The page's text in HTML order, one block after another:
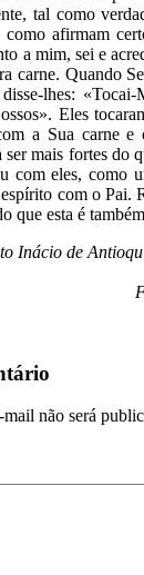
tal como
afirmam
a mim, sei e
carne. Quando
disse-lhes:
Eles
a Sua carne
mais fortes do
com eles, como
com o Pai.
que esta é
Inácio de
não será